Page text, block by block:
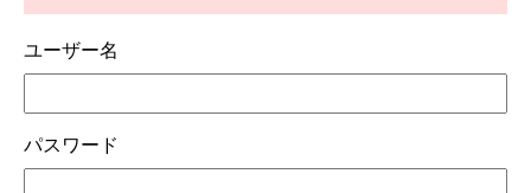
ユーザー名
パスワード